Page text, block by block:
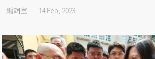
編輯室 14 Feb, 2023